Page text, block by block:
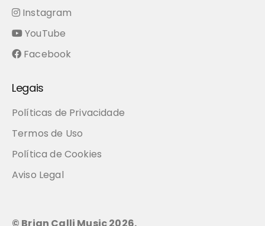
Instagram
YouTube
Facebook
Legais
Políticas de Privacidade
Termos de Uso
Política de Cookies
Aviso Legal
© Brian Calli Music2026.